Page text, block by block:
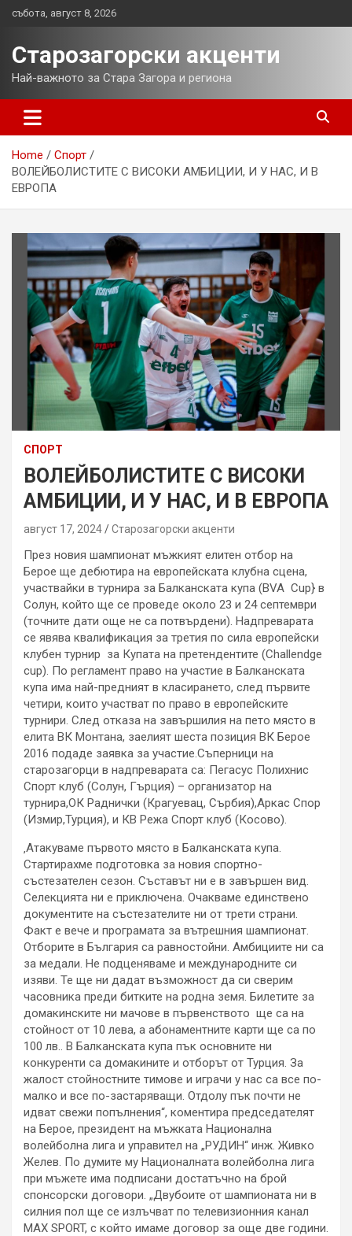
събота, август 8, 2026
Старозагорски акценти
Най-важното за Стара Загора и региона
Home
Спорт
ВОЛЕЙБОЛИСТИТЕ С ВИСОКИ АМБИЦИИ, И У НАС, И В
ЕВРОПА
СПОРТ
ВОЛЕЙБОЛИСТИТЕ С ВИСОКИ
АМБИЦИИ, И У НАС, И В ЕВРОПА
август 17, 2024 Старозагорски акценти
През новия шампионат мъжкият елитен отбор на
Берое ще дебютира на европейската клубна сцена,
участвайки в турнира за Балканската купа (BVA Cup} в
Солун, който ще се проведе около 23 и 24 септември
(точните дати още не са потвърдени). Надпреварата
се явява квалификация за третия по сила европейски
клубен турнир за Купата на претендентите (Challendge
cup). По регламент право на участие в Балканската
купа има най-предният в класирането, след първите
четири, които участват по право в европейските
турнири. След отказа на завършилия на пето място в
елита ВК Монтана, заелият шеста позиция ВК Берое
2016 подаде заявка за участие.Съперници на
старозагорци в надпреварата са: Пегасус Полихнис
Спорт клуб (Солун, Гърция) – организатор на
турнира,ОК Раднички (Крагуевац, Сърбия),Аркас Спор
(Измир,Турция), и КВ Режа Спорт клуб (Косово).
‚Атакуваме първото място в Балканската купа.
Стартирахме подготовка за новия спортно-
състезателен сезон. Съставът ни е в завършен вид.
Селекцията ни е приключена. Очакваме единствено
документите на състезателите ни от трети страни.
Факт е вече и програмата за вътрешния шампионат.
Отборите в България са равностойни. Амбициите ни са
за медали. Не подценяваме и международните си
изяви. Те ще ни дадат възможност да си сверим
часовника преди битките на родна земя. Билетите за
домакинските ни мачове в първенството ще са на
стойност от 10 лева, а абонаментните карти ще са по
100 лв.. В Балканската купа пък основните ни
конкуренти са домакините и отборът от Турция. За
жалост стойностните тимове и играчи у нас са все по-
малко и все по-застаряващи. Отдолу пък почти не
идват свежи попълнения“, коментира председателят
на Берое, президент на мъжката Национална
волейболна лига и управител на „РУДИН“ инж. Живко
Желев. По думите му Националната волейболна лига
при мъжете има подписани достатъчно на брой
спонсорски договори. „Двубоите от шампионата ни в
силния пол ще се излъчват по телевизионния канал
MAX SPORT, с който имаме договор за още две години.